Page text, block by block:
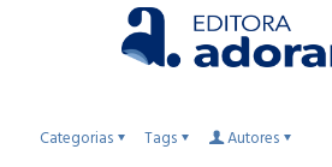
Categorias Tags Autores